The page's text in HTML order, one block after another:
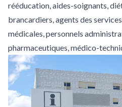
rééducation, aides-soignants,
brancardiers, agents des
médicales, personnels
pharmaceutiques, médico-